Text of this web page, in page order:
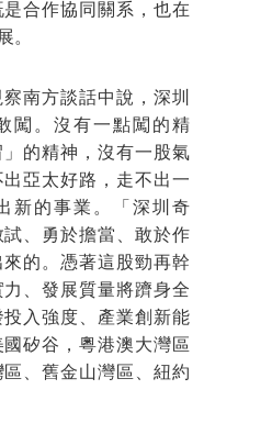
合作協同關系，也在
。
南方談話中說，深圳
闖。沒有一點闖的精
的精神，沒有一股氣
亞太好路，走不出一
新的事業。「深圳奇
、勇於擔當、敢於作
的。憑著這股勁再幹
、發展質量將躋身全
入強度、產業創新能
矽谷，粵港澳大灣區
、舊金山灣區、紐約